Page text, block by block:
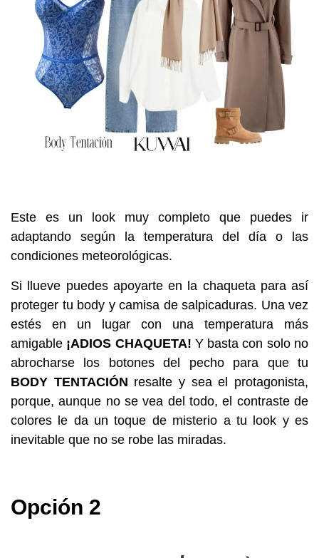
Este es un look muy completo que puedes ir
adaptando según la temperatura del día o las
condiciones meteorológicas.
Si llueve puedes apoyarte en la chaqueta para así
proteger tu body y camisa de salpicaduras. Una vez
estés en un lugar con una temperatura más
amigable ¡ADIOS CHAQUETA! Y basta con solo no
abrocharse los botones del pecho para que tu
BODY TENTACIÓN resalte y sea el protagonista,
porque, aunque no se vea del todo, el contraste de
colores le da un toque de misterio a tu look y es
inevitable que no se robe las miradas.
Opción 2